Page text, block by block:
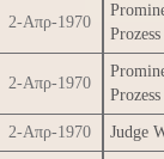
2-Απρ-1970
2-Απρ-1970
2-Απρ-1970 Judge